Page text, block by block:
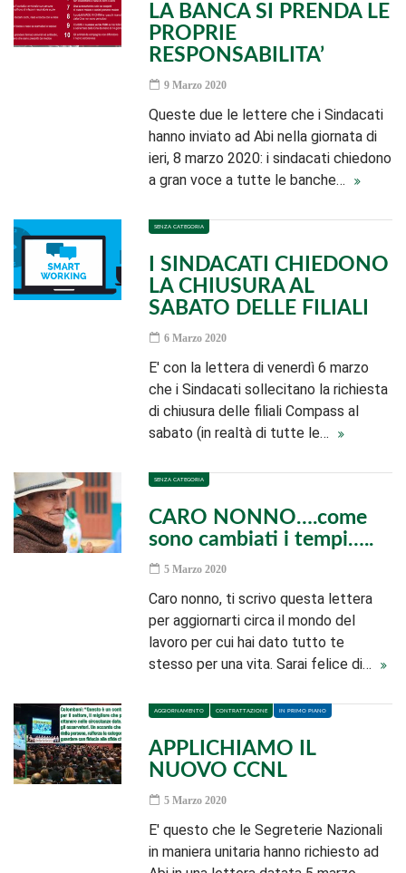
LA BANCA SI PRENDA LE
PROPRIE
RESPONSABILITA’
9 Marzo 2020
Queste due le lettere che i Sindacati
hanno inviato ad Abi nella giornata di
ieri, 8 marzo 2020: i sindacati chiedono
a gran voce a tutte le banche…
SENZA CATEGORIA
I SINDACATI CHIEDONO
LA CHIUSURA AL
SABATO DELLE FILIALI
6 Marzo 2020
E' con la lettera di venerdì 6 marzo
che i Sindacati sollecitano la richiesta
di chiusura delle filiali Compass al
sabato (in realtà di tutte le…
SENZA CATEGORIA
CARO NONNO….come
sono cambiati i tempi…..
5 Marzo 2020
Caro nonno, ti scrivo questa lettera
per aggiornarti circa il mondo del
lavoro per cui hai dato tutto te
stesso per una vita. Sarai felice di…
AGGIORNAMENTO CONTRATTAZIONE IN PRIMO PIANO
APPLICHIAMO IL
NUOVO CCNL
5 Marzo 2020
E' questo che le Segreterie Nazionali
in maniera unitaria hanno richiesto ad